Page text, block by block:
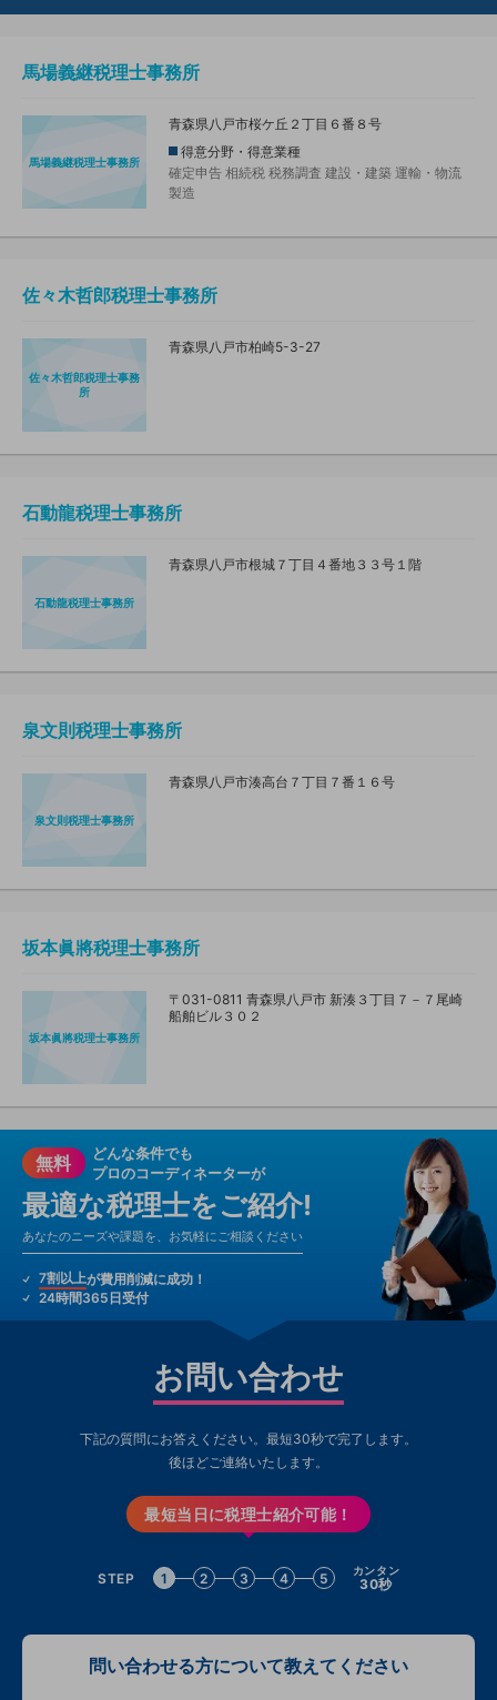
馬場義継税理士事務所
馬場義継税理士事務所
青森県八戸市桜ケ丘２丁目６番８号
得意分野・得意業種
確定申告 相続税 税務調査 建設・建築 運輸・物流
製造
佐々木哲郎税理士事務所
佐々木哲郎税理士事務
所
青森県八戸市柏崎5-3-27
石動龍税理士事務所
石動龍税理士事務所
青森県八戸市根城７丁目４番地３３号１階
泉文則税理士事務所
泉文則税理士事務所
青森県八戸市湊高台７丁目７番１６号
坂本眞將税理士事務所
坂本眞將税理士事務所
〒031-0811 青森県八戸市 新湊３丁目７－７尾崎
船舶ビル３０２
無料
どんな条件でも
プロのコーディネーターが
最適な税理士をご紹介!
あなたのニーズや課題を、お気軽にご相談ください
7割以上が費用削減に成功！
24時間365日受付
お問い合わせ
下記の質問にお答えください。最短30秒で完了します。
後ほどご連絡いたします。
最短当日に税理士紹介可能！
STEP 1 2 3 4 5 カンタン
30秒
問い合わせる方について教えてください